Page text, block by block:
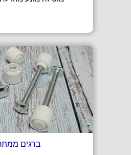
ברגים